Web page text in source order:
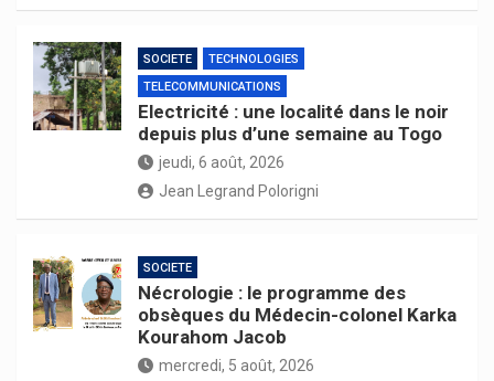
SOCIETE
TECHNOLOGIES
TELECOMMUNICATIONS
Electricité : une localité dans le noir
depuis plus d’une semaine au Togo
jeudi, 6 août, 2026
Jean Legrand Polorigni
SOCIETE
Nécrologie : le programme des
obsèques du Médecin-colonel Karka
Kourahom Jacob
mercredi, 5 août, 2026